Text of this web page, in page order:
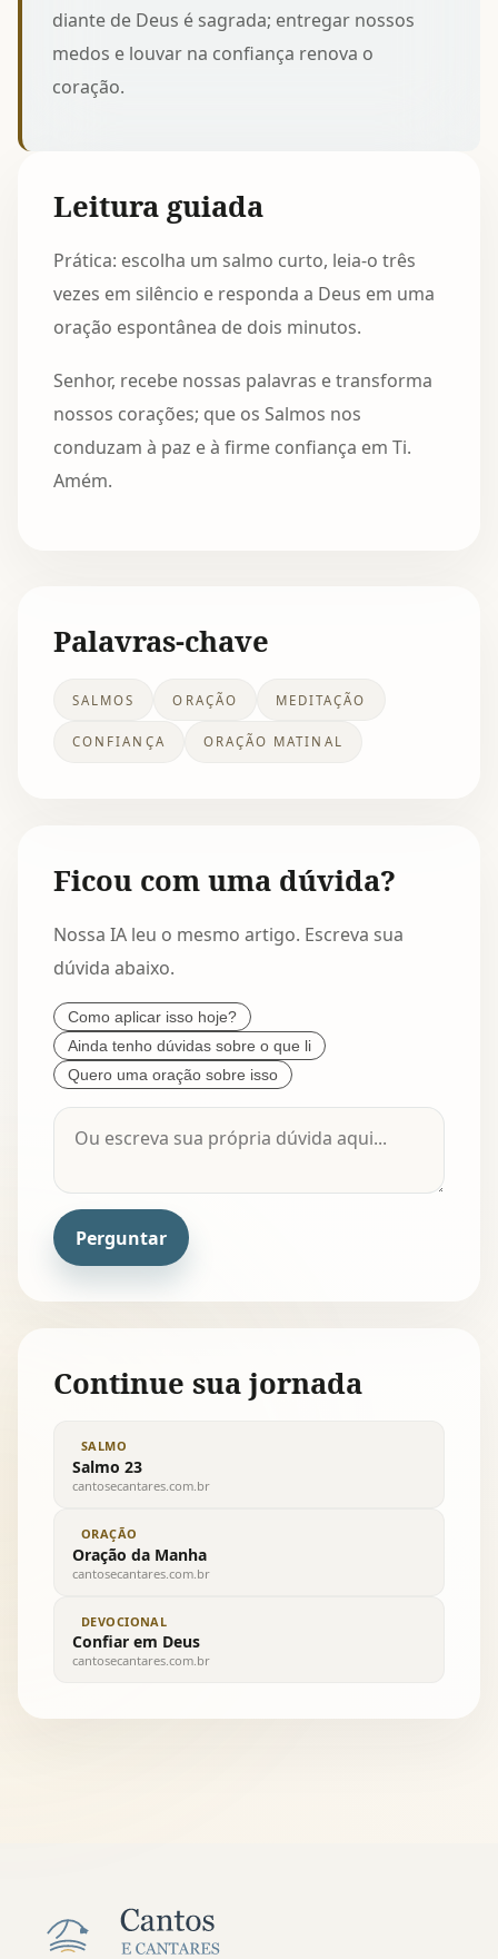
diante de Deus é sagrada; entregar nossos
medos e louvar na confiança renova o
coração.
Leitura guiada
Prática: escolha um salmo curto, leia-o três
vezes em silêncio e responda a Deus em uma
oração espontânea de dois minutos.
Senhor, recebe nossas palavras e transforma
nossos corações; que os Salmos nos
conduzam à paz e à firme confiança em Ti.
Amém.
Palavras-chave
SALMOS ORAÇÃO MEDITAÇÃO
CONFIANÇA ORAÇÃO MATINAL
Ficou com uma dúvida?
Nossa IA leu o mesmo artigo. Escreva sua
dúvida abaixo.
Como aplicar isso hoje?
Ainda tenho dúvidas sobre o que li
Quero uma oração sobre isso
Perguntar
Continue sua jornada
SALMO
Salmo 23
cantosecantares.com.br
ORAÇÃO
Oração da Manha
cantosecantares.com.br
DEVOCIONAL
Confiar em Deus
cantosecantares.com.br